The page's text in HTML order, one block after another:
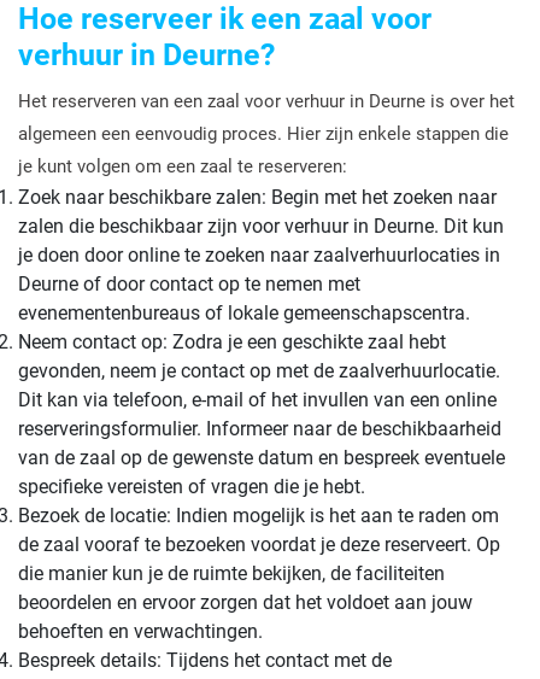
Hoe reserveer ik een zaal voor
verhuur in Deurne?
Het reserveren van een zaal voor verhuur in Deurne is over het
algemeen een eenvoudig proces. Hier zijn enkele stappen die
je kunt volgen om een zaal te reserveren:
Zoek naar beschikbare zalen: Begin met het zoeken naar
zalen die beschikbaar zijn voor verhuur in Deurne. Dit kun
je doen door online te zoeken naar zaalverhuurlocaties in
Deurne of door contact op te nemen met
evenementenbureaus of lokale gemeenschapscentra.
Neem contact op: Zodra je een geschikte zaal hebt
gevonden, neem je contact op met de zaalverhuurlocatie.
Dit kan via telefoon, e-mail of het invullen van een online
reserveringsformulier. Informeer naar de beschikbaarheid
van de zaal op de gewenste datum en bespreek eventuele
specifieke vereisten of vragen die je hebt.
Bezoek de locatie: Indien mogelijk is het aan te raden om
de zaal vooraf te bezoeken voordat je deze reserveert. Op
die manier kun je de ruimte bekijken, de faciliteiten
beoordelen en ervoor zorgen dat het voldoet aan jouw
behoeften en verwachtingen.
Bespreek details: Tijdens het contact met de